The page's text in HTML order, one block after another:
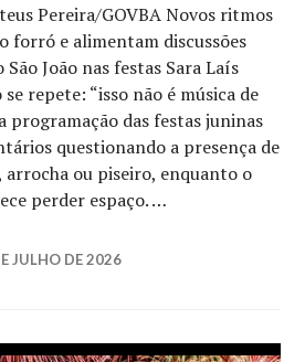
Pereira/GOVBA Novos ritmos
forró e alimentam discussões
João nas festas Sara Laís
repete: “isso não é música de
programação das festas juninas
questionando a presença de
ou piseiro, enquanto o
perder espaço. …
é São João sem o forró?
JULHO DE 2026